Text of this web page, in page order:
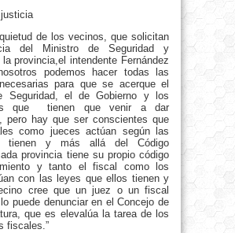
de los vecinos, que solicitan
del Ministro de Seguridad y
provincia,el intendente Fernández
podemos hacer todas las
para que se acerque el
Seguridad, el de Gobierno y los
que tienen que venir a dar
pero hay que ser conscientes que
como jueces actúan según las
tienen y más allá del Código
provincia tiene su propio código
y tanto el fiscal como los
con las leyes que ellos tienen y
cree que un juez o un fiscal
puede denunciar en el Concejo de
que es elevalúa la tarea de los
fiscales.”